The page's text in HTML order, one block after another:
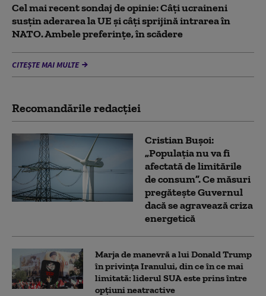
Cel mai recent sondaj de opinie: Câți ucraineni
susțin aderarea la UE și câți sprijină intrarea în
NATO. Ambele preferințe, în scădere
CITEȘTE MAI MULTE
Recomandările redacţiei
Cristian Bușoi:
„Populația nu va fi
afectată de limitările
de consum”. Ce măsuri
pregătește Guvernul
dacă se agravează criza
energetică
Marja de manevră a lui Donald Trump
în privința Iranului, din ce în ce mai
limitată: liderul SUA este prins între
opțiuni neatractive